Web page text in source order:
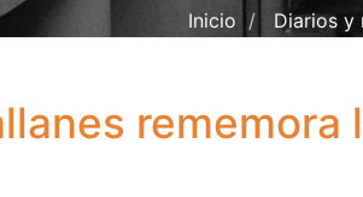
Inicio Diarios y